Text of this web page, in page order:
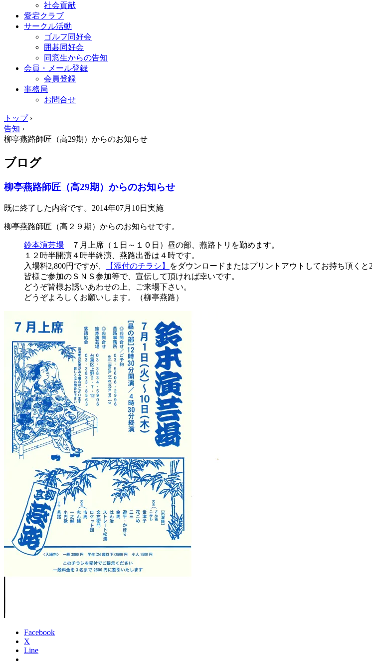
社会貢献
愛宕クラブ
サークル活動
ゴルフ同好会
囲碁同好会
同窓生からの告知
会員・メール登録
会員登録
事務局
お問合せ
トップ›
告知 ›
柳亭燕路師匠（高29期）からのお知らせ
ブログ
柳亭燕路師匠（高29期）からのお知らせ
既に終了した内容です。2014年07月10日実施
柳亭燕路師匠（高２９期）からのお知らせです。
鈴本演芸場 ７月上席（１日～１０日）昼の部、燕路トリを勤めます。
１２時半開演４時半終演、燕路出番は４時です。
入場料2,800円ですが、
【添付のチラシ】
をダウンロードまたはプリントアウトしてお持ち頂くと
皆様ご参加のＳＮＳ参加等で、宣伝して頂ければ幸いです。
どうぞ皆様お誘いあわせの上、ご来場下さい。
どうぞよろしくお願いします。（柳亭燕路）
Facebook
X
Line